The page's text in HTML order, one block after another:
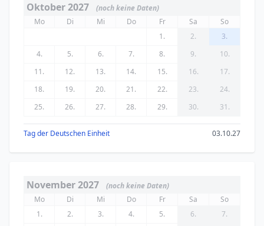
Oktober 2027
(noch keine Daten)
Mo
Di Mi Do Fr Sa
So
1.
2.
3.
4.
5. 6. 7. 8. 9.
10.
11.
12. 13. 14. 15. 16.
17.
18.
19. 20. 21. 22. 23.
24.
25.
26. 27. 28. 29. 30. 31.
Tag der Deutschen Einheit 03.10.27
November 2027
(noch keine Daten)
Mo
Di Mi Do Fr Sa
So
1.
2. 3. 4. 5. 6.
7.